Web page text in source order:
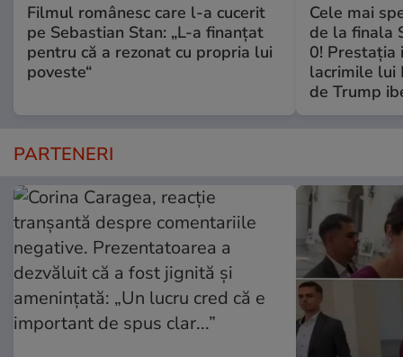
Filmul românesc care l-a cucerit
pe Sebastian Stan: „L-a finanțat
pentru că a rezonat cu propria lui
poveste“
Cele mai
de la finala
0! Prestaţia
lacrimile lui
de Trump
PARTENERI